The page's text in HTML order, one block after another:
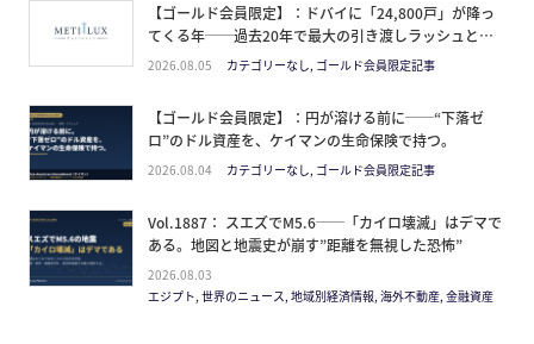
【ゴールド会員限定】：ドバイに「24,800戸」が降っ
てくる年──過去20年で最大の引き渡しラッシュと、
ミサイルが崩した“安全神話”。2027年の供給ピーク
2026.08.05 カテゴリーなし, ゴールド会員限定記事
【ゴールド会員限定】：円が溶ける前に──“下落ゼ
ロ”のドル資産を、ケイマンの生命保険で持つ。
2026.08.04 カテゴリーなし, ゴールド会員限定記事
Vol.1887： スエズでM5.6──「カイロ壊滅」はデマで
ある。地図と地震史が崩す”距離を無視した恐怖”
2026.08.03
エジプト, 世界のニュース, 地域別経済情報, 海外不動産, 金融資産